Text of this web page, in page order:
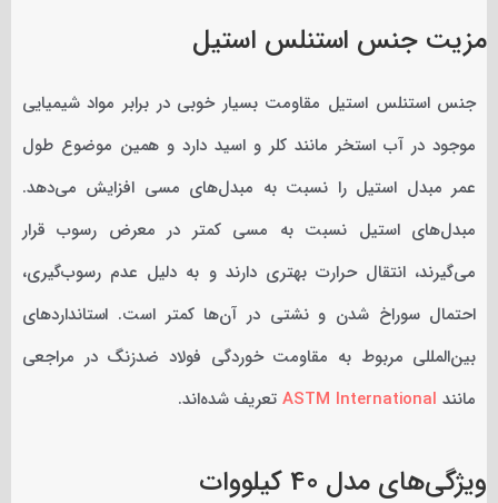
مزیت جنس استنلس استیل
جنس استنلس استیل مقاومت بسیار خوبی در برابر مواد شیمیایی
موجود در آب استخر مانند کلر و اسید دارد و همین موضوع طول
عمر مبدل استیل را نسبت به مبدل‌های مسی افزایش می‌دهد.
مبدل‌های استیل نسبت به مسی کمتر در معرض رسوب قرار
می‌گیرند، انتقال حرارت بهتری دارند و به دلیل عدم رسوب‌گیری،
احتمال سوراخ شدن و نشتی در آن‌ها کمتر است. استانداردهای
بین‌المللی مربوط به مقاومت خوردگی فولاد ضدزنگ در مراجعی
مانند ASTM Internationalتعریف شده‌اند.
ویژگی‌های مدل 40 کیلووات